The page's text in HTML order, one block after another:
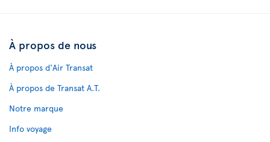
À propos de nous
À propos d'Air Transat
À propos de Transat A.T.
Notre marque
Info voyage